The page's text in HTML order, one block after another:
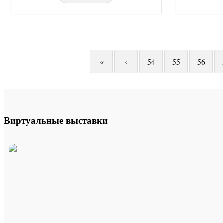
« ‹ 54 55 56
Виртуальные выставки